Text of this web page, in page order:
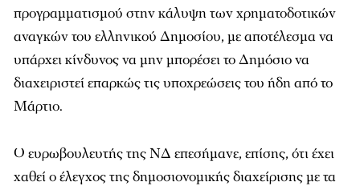
προγραμματισμού στην κάλυψη των χρηματοδοτικών
αναγκών του ελληνικού Δημοσίου, με αποτέλεσμα να
υπάρχει κίνδυνος να μην μπορέσει το Δημόσιο να
διαχειριστεί επαρκώς τις υποχρεώσεις του ήδη από το
Μάρτιο.
Ο ευρωβουλευτής της ΝΔ επεσήμανε, επίσης, ότι έχει
χαθεί ο έλεγχος της δημοσιονομικής διαχείρισης με τα